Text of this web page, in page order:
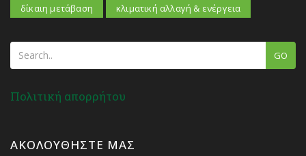
δίκαιη μετάβαση
κλιματική αλλαγή & ενέργεια
GO
Πολιτική απορρήτου
ΑΚΟΛΟΥΘΉΣΤΕ ΜΑΣ